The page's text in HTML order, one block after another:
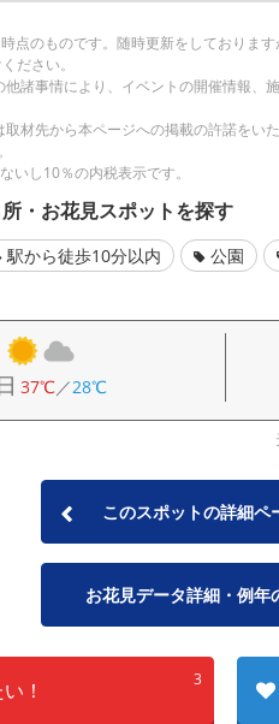
点のものです。随時更新をしておりま
ださい。
諸事情により、イベントの開催情報、
材先から本ページへの掲載の許諾をい
いし10％の内税表示です。
・お花見スポットを探す
駅から徒歩10分以内 公園
37℃／28℃
このスポットの詳細ペ
お花見データ詳細・例年
3
！